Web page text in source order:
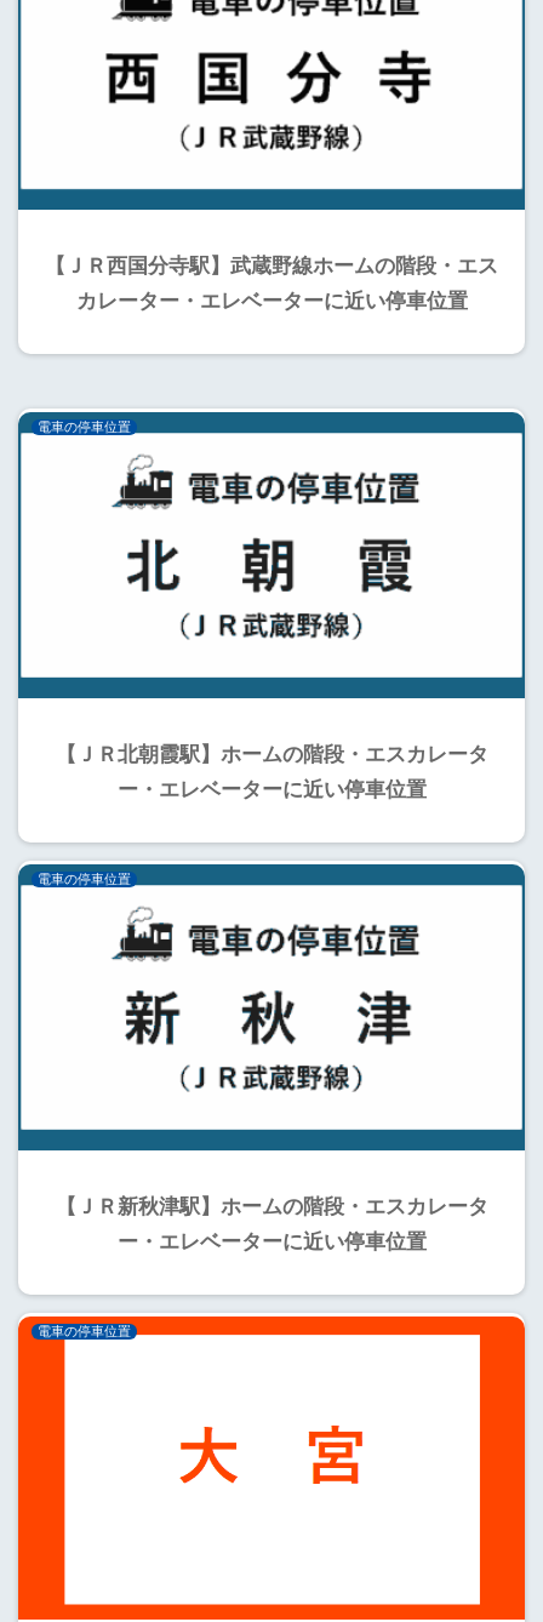
【ＪＲ西国分寺駅】武蔵野線ホームの階段・エス
カレーター・エレベーターに近い停車位置
電車の停車位置
【ＪＲ北朝霞駅】ホームの階段・エスカレータ
ー・エレベーターに近い停車位置
電車の停車位置
【ＪＲ新秋津駅】ホームの階段・エスカレータ
ー・エレベーターに近い停車位置
電車の停車位置